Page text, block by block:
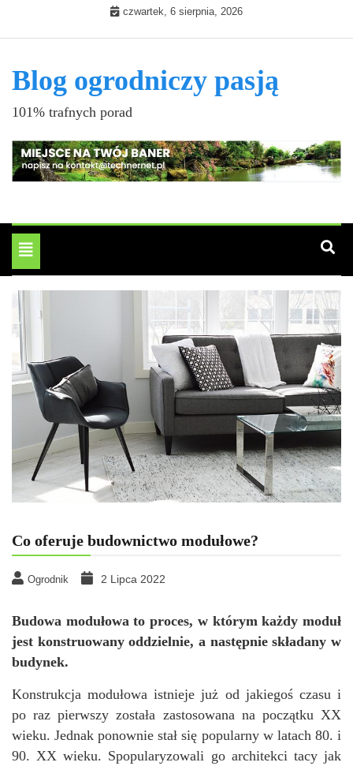
czwartek, 6 sierpnia, 2026
Blog ogrodniczy pasją
101% trafnych porad
Toggle
navigation
Co oferuje budownictwo modułowe?
Ogrodnik 2 Lipca 2022
Budowa modułowa to proces, w którym każdy moduł
jest konstruowany oddzielnie, a następnie składany w
budynek.
Konstrukcja modułowa istnieje już od jakiegoś czasu i
po raz pierwszy została zastosowana na początku XX
wieku. Jednak ponownie stał się popularny w latach 80. i
90. XX wieku. Spopularyzowali go architekci tacy jak